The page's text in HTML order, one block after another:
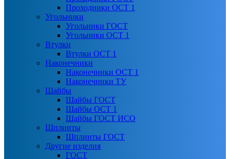
Проходники ОСТ 1
Угольники
Угольники ГОСТ
Угольники ОСТ 1
Втулки
Втулки ОСТ 1
Наконечники
Наконечники ОСТ 1
Наконечники ТУ
Шайбы
Шайбы ГОСТ
Шайбы ОСТ 1
Шайбы ГОСТ ИСО
Шплинты
Шплинты ГОСТ
Другие изделия
ГОСТ